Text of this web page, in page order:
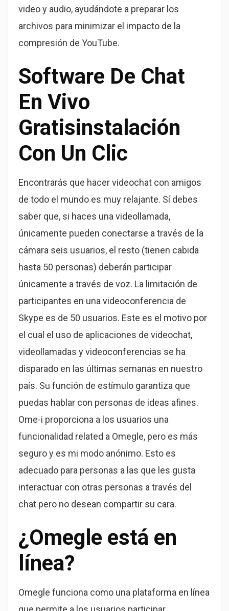
video y audio, ayudándote a preparar los
archivos para minimizar el impacto de la
compresión de YouTube.
Software De Chat
En Vivo
Gratisinstalación
Con Un Clic
Encontrarás que hacer videochat con amigos
de todo el mundo es muy relajante. Sí debes
saber que, si haces una videollamada,
únicamente pueden conectarse a través de la
cámara seis usuarios, el resto (tienen cabida
hasta 50 personas) deberán participar
únicamente a través de voz. La limitación de
participantes en una videoconferencia de
Skype es de 50 usuarios. Este es el motivo por
el cual el uso de aplicaciones de videochat,
videollamadas y videoconferencias se ha
disparado en las últimas semanas en nuestro
país. Su función de estímulo garantiza que
puedas hablar con personas de ideas afines.
Ome-i proporciona a los usuarios una
funcionalidad related a Omegle, pero es más
seguro y es mi modo anónimo. Esto es
adecuado para personas a las que les gusta
interactuar con otras personas a través del
chat pero no desean compartir su cara.
¿Omegle está en
línea?
Omegle funciona como una plataforma en línea